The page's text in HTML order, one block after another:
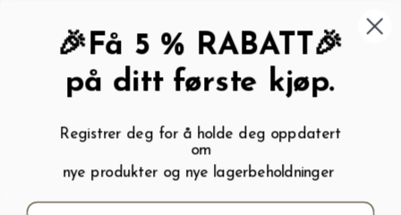
My wishlist ( 0
Menu Søk Logg inn Handlevogn
🎉Få 5 % RABATT🎉
på ditt første kjøp.
Registrer deg for å holde deg oppdatert
om
nye produkter og nye lagerbeholdninger